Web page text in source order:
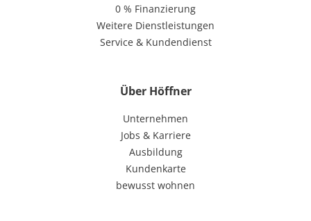
0 % Finanzierung
Weitere Dienstleistungen
Service & Kundendienst
Über Höffner
Unternehmen
Jobs & Karriere
Ausbildung
Kundenkarte
bewusst wohnen